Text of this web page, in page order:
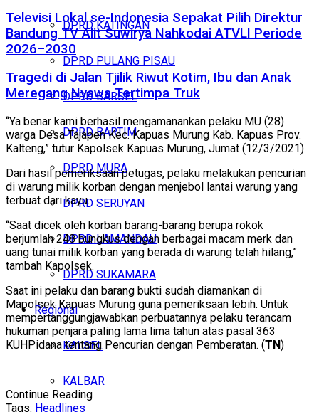
DPRD KATINGAN
DPRD PULANG PISAU
DPRD BARSEL
DPRD BARTIM
DPRD MURA
DPRD SERUYAN
DPRD LAMANDAU
DPRD SUKAMARA
Regional
KALSEL
KALBAR
Televisi Lokal se-Indonesia Sepakat Pilih Direktur
Bandung TV Alit Suwirya Nahkodai ATVLI Periode
2026–2030
Tragedi di Jalan Tjilik Riwut Kotim, Ibu dan Anak
Meregang Nyawa Tertimpa Truk
“Ya benar kami berhasil mengamanankan pelaku MU (28)
warga Desa Tajapen Kec. Kapuas Murung Kab. Kapuas Prov.
Kalteng,” tutur Kapolsek Kapuas Murung, Jumat (12/3/2021).
Dari hasil pemeriksaan petugas, pelaku melakukan pencurian
di warung milik korban dengan menjebol lantai warung yang
terbuat dari kayu.
“Saat dicek oleh korban barang-barang berupa rokok
berjumlah 248 bungkus dengan berbagai macam merk dan
uang tunai milik korban yang berada di warung telah hilang,”
tambah Kapolsek.
Saat ini pelaku dan barang bukti sudah diamankan di
Mapolsek Kapuas Murung guna pemeriksaan lebih. Untuk
mempertanggungjawabkan perbuatannya pelaku terancam
hukuman penjara paling lama lima tahun atas pasal 363
KUHPidana tentang Pencurian dengan Pemberatan. (TN)
Continue Reading
Tags: Headlines